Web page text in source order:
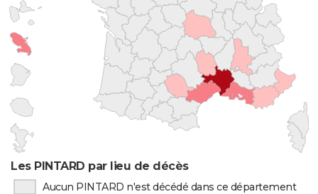
Les PINTARD par lieu de décès
Aucun PINTARD n'est décédé dans ce département